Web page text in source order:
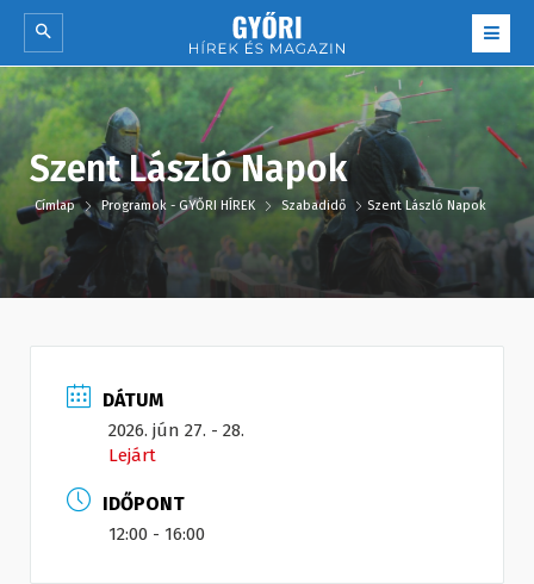
Szent László Napok
Címlap Programok - GYŐRI HÍREK Szabadidő Szent László Napok
DÁTUM
2026. jún 27. - 28.
Lejárt
IDŐPONT
12:00 - 16:00